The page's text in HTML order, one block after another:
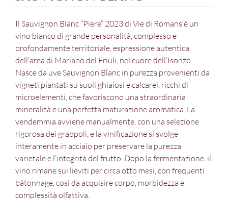
Il Sauvignon Blanc “Piere” 2023 di Vie di Romans è un
vino bianco di grande personalità, complesso e
profondamente territoriale, espressione autentica
dell’area di Mariano del Friuli, nel cuore dell’Isonzo.
Nasce da uve Sauvignon Blanc in purezza provenienti da
vigneti piantati su suoli ghiaiosi e calcarei, ricchi di
microelementi, che favoriscono una straordinaria
mineralità e una perfetta maturazione aromatica. La
vendemmia avviene manualmente, con una selezione
rigorosa dei grappoli, e la vinificazione si svolge
interamente in acciaio per preservare la purezza
varietale e l’integrità del frutto. Dopo la fermentazione, il
vino rimane sui lieviti per circa otto mesi, con frequenti
bâtonnage, così da acquisire corpo, morbidezza e
complessità olfattiva.